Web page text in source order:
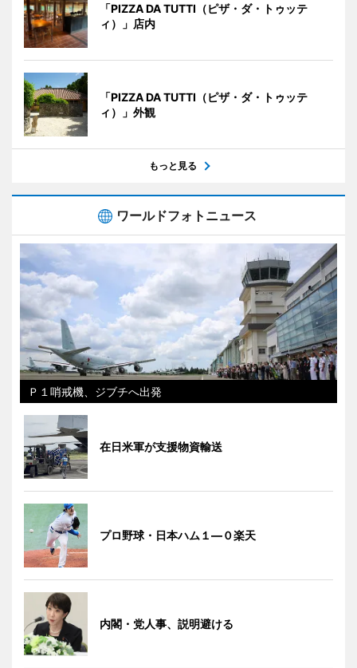
「PIZZA DA TUTTI（ピザ・ダ・トゥッテ
ィ）」店内
「PIZZA DA TUTTI（ピザ・ダ・トゥッテ
ィ）」外観
もっと見る
ワールドフォトニュース
Ｐ１哨戒機、ジブチへ出発
在日米軍が支援物資輸送
プロ野球・日本ハム１―０楽天
内閣・党人事、説明避ける